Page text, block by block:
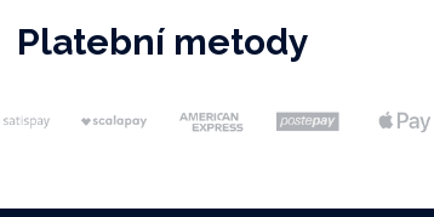
Platební metody